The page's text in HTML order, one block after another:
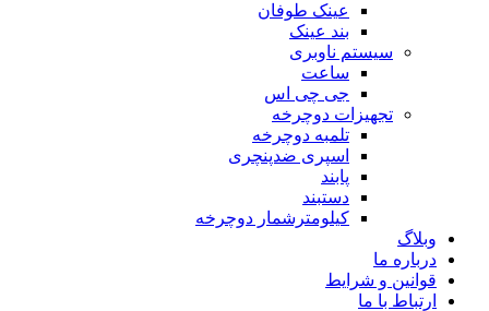
عینک طوفان
بند عینک
سیستم ناوبری
ساعت
جی چی اس
تجهیزات دوچرخه
تلمبه دوچرخه
اسپری ضدپنچری
پابند
دستبند
کیلومترشمار دوچرخه
وبلاگ
درباره ما
قوانین و شرایط
ارتباط با ما